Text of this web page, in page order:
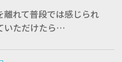
れて普段では感じられ
いただけたら…